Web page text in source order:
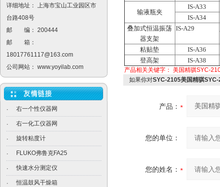
详细地址： 上海市宝山工业园区市
台路408号
邮 编： 200444
邮 箱：
18017761117@163.com
公司网站： www.yoyilab.com
· 右一个性仪器网
· 右一化工仪器网
· 旋转粘度计
· FLUKO弗鲁克FA25
· 快速水分测定仪
· 恒温鼓风干燥箱
输液瓶夹
IS-A33
IS-A34
叠加式恒温振荡
器支架
IS-A29
粘贴垫
IS-A36
登高架
IS-A38
产品相关关键字： 美国精骐SYC-
如果你对SYC-2105美国精骐
产品：
您的单位：
您的姓名：